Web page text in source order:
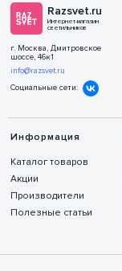
Razsvet.ru
Интернет-магазин
светильников
г. Москва, Дмитровское
шоссе, 46к1
info@razsvet.ru
Социальные сети:
Информация
Каталог товаров
Акции
Производители
Полезные статьи